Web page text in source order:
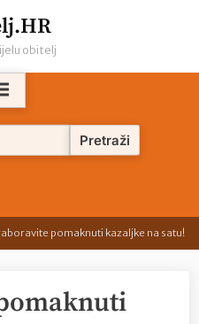
obitelj
pomaknuti kazaljke na satu!